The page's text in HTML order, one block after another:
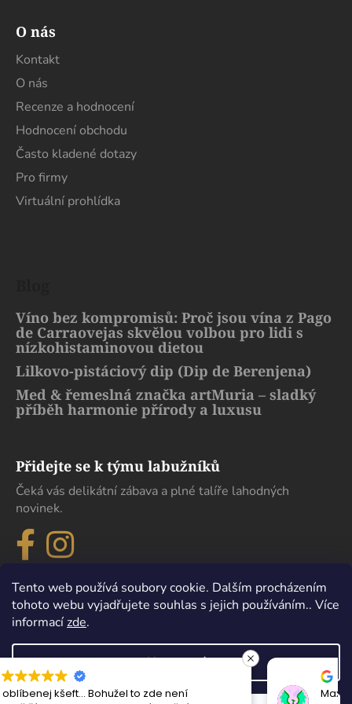
Tento web používá soubory cookie. Dalším procházením
tohoto webu vyjadřujete souhlas s jejich používáním.. Více
informacízde.
Nastavení
O nás
Kontakt
O nás
Recenze a hodnocení
Hodnocení obchodu
Často kladené dotazy
Pro firmy
Virtuální prohlídka
Víno bez kompromisů: Proč jsou vína z Pago
de Carraovejas skvělou volbou pro lidi s
nízkohistaminovou dietou
Lilkovo-pistáciový dip (Dip de Berenjena)
Med & řemeslná značka artMuria – sladký
příběh harmonie přírody a luxusu
Přidejte se k týmu labužníků
Čeká vás delikátní zábava a plné talíře lahodných
novinek.
Vytvořil Shoptet
Maximální spokojenost, sehnal jsem zde lahev